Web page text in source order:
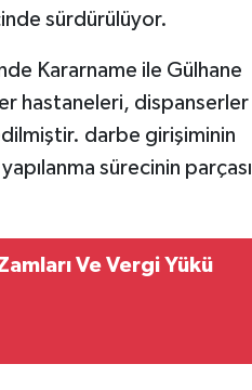
sürdürülüyor.
Kararname ile Gülhane
hastaneleri, dispanserler
darbe girişiminin
sürecinin parçası
Ve Vergi Yükü